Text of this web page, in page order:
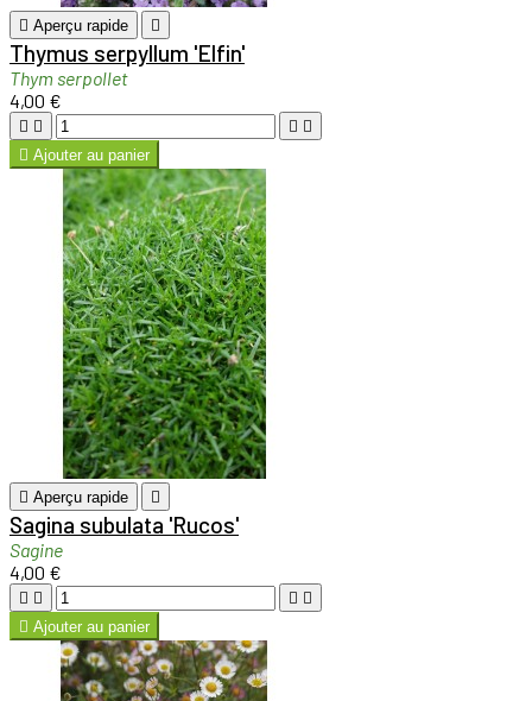
 Aperçu rapide 
Thymus serpyllum 'Elfin'
Thym serpollet
4,00 €
   
 Ajouter au panier
 Aperçu rapide 
Sagina subulata 'Rucos'
Sagine
4,00 €
   
 Ajouter au panier